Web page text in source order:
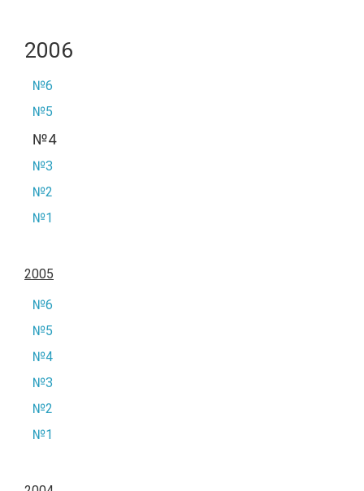
2006
№6
№5
№4
№3
№2
№1
2005
№6
№5
№4
№3
№2
№1